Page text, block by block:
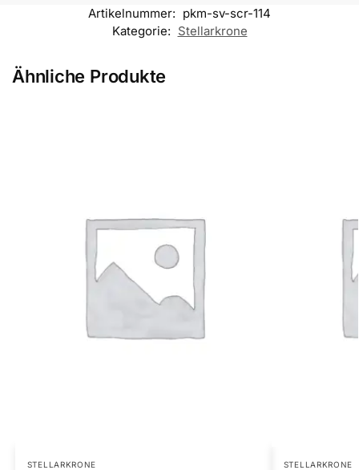
Artikelnummer: pkm-sv-scr-114
Kategorie: Stellarkrone
Ähnliche Produkte
STELLARKRONE STELLARKRONE